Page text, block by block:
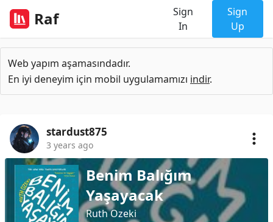
Raf
Sign
In
Sign
Up
Web yapım aşamasındadır.
En iyi deneyim için mobil uygulamamızı indir.
stardust875
3 years ago
Benim Balığım
Yaşayacak
Ruth Ozeki